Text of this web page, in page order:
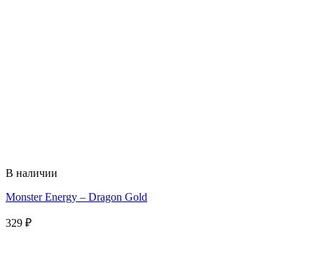
В наличии
Monster Energy – Dragon Gold
329 ₽